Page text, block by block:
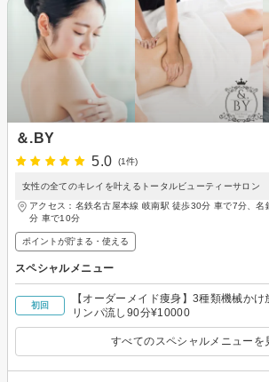
＆.BY
5.0
(1件)
女性の全てのキレイを叶えるトータルビューティーサロン
アクセス：名鉄名古屋本線 岐南駅 徒歩30分 車で7分、
分 車で10分
ポイントが貯まる・使える
スペシャルメニュー
初回
【オーダーメイド痩身】3種類機械かけ
リンパ流し90分¥10000
すべてのスペシャルメニューを